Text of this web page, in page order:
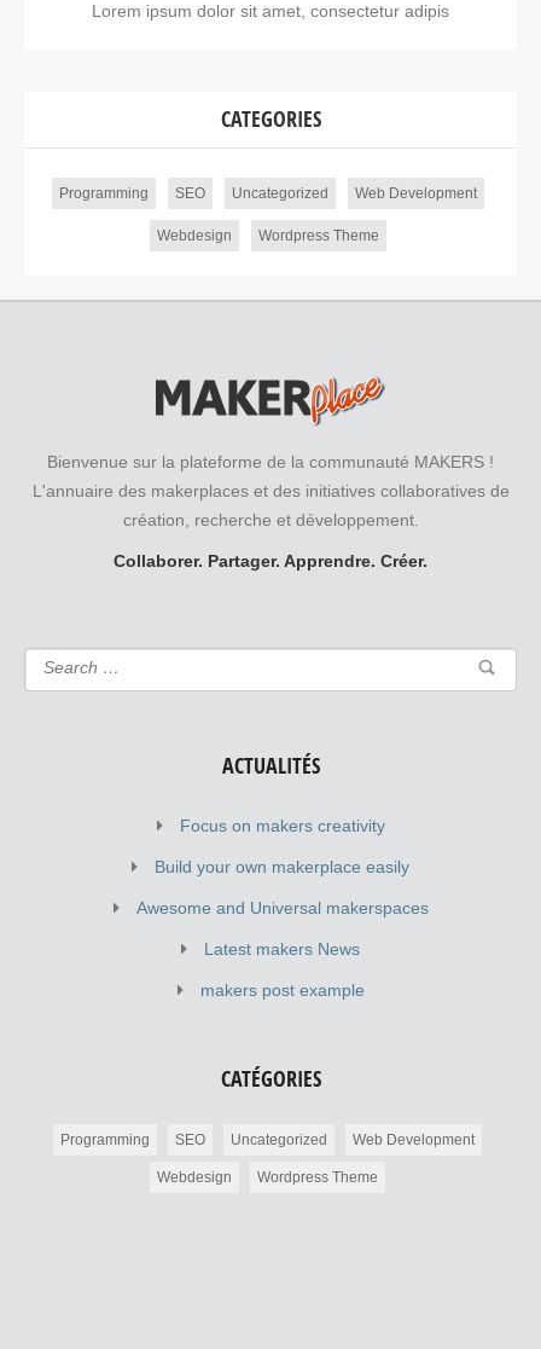
Lorem ipsum dolor sit amet, consectetur adipis
CATEGORIES
Programming SEO Uncategorized Web Development
Webdesign Wordpress Theme
Bienvenue sur la plateforme de la communauté MAKERS !
L'annuaire des makerplaces et des initiatives collaboratives de
création, recherche et développement.
Collaborer. Partager. Apprendre. Créer.
ACTUALITÉS
Focus on makers creativity
Build your own makerplace easily
Awesome and Universal makerspaces
Latest makers News
makers post example
CATÉGORIES
Programming SEO Uncategorized Web Development
Webdesign Wordpress Theme